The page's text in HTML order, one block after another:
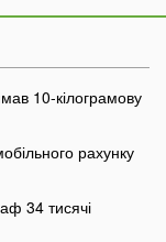
10-кілограмову
рахунку
34 тисячі